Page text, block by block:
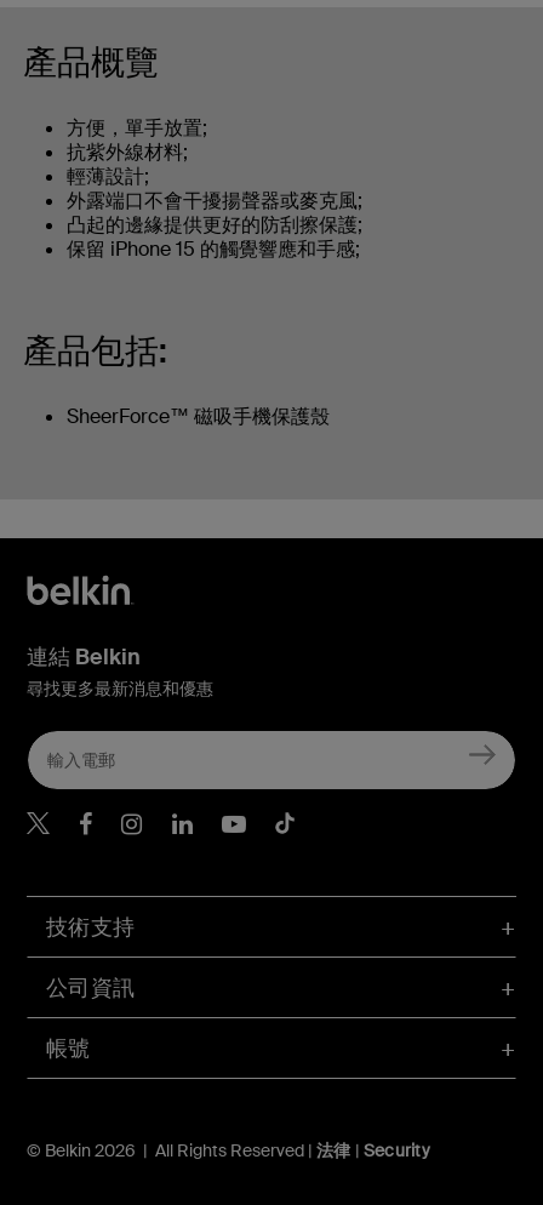
產品概覽
方便，單手放置;
抗紫外線材料;
輕薄設計;
外露端口不會干擾揚聲器或麥克風;
凸起的邊緣提供更好的防刮擦保護;
保留 iPhone 15 的觸覺響應和手感;
產品包括:
SheerForce™ 磁吸手機保護殼
帳號
技術支持
公司資訊
© Belkin 2026 | All Rights Reserved | 法律 | Security
連結 Belkin
尋找更多最新消息和優惠
Belkin Twitter
Belkin Hong Kong
Belkin Instagram
Belkin Hong Kong
Belkin Youtube
Belkin TikTok